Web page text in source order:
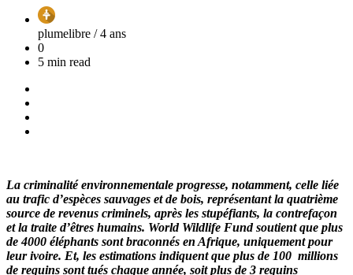
plumelibre /4 ans
0
5 min read
La criminalité environnementale progresse, notamment, celle liée
au trafic d’espèces sauvages et de bois, représentant la quatrième
source de revenus criminels, après les stupéfiants, la contrefaçon
et la traite d’êtres humains. World Wildlife Fund soutient que plus
de 4000 éléphants sont braconnés en Afrique, uniquement pour
leur ivoire. Et, les estimations indiquent que plus de 100 millions
de requins sont tués chaque année, soit plus de 3 requins